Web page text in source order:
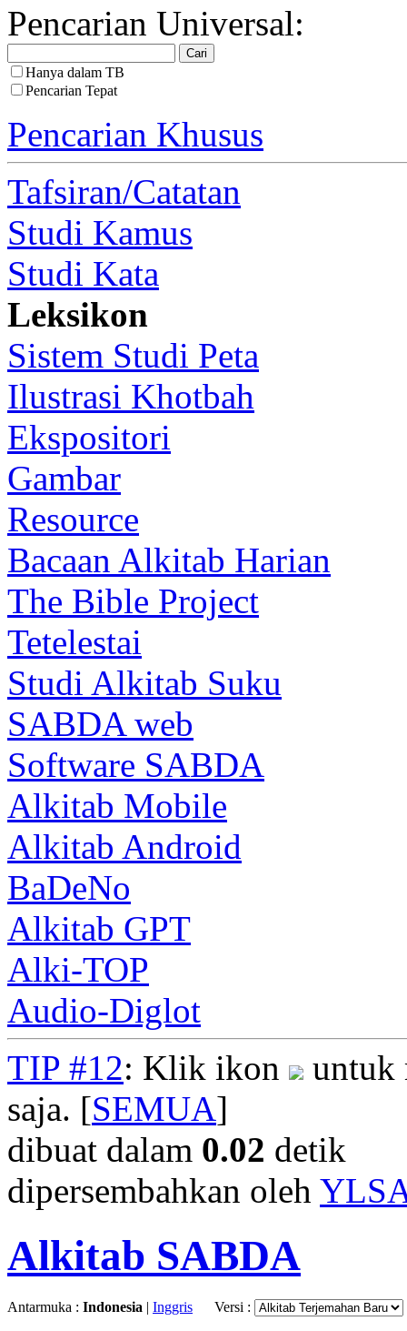
Pencarian Universal:
Hanya dalam TB
Pencarian Tepat
Pencarian Khusus
Tafsiran/Catatan
Studi Kamus
Studi Kata
Leksikon
Sistem Studi Peta
Ilustrasi Khotbah
Ekspositori
Gambar
Resource
Bacaan Alkitab Harian
The Bible Project
Tetelestai
Studi Alkitab Suku
SABDA web
Software SABDA
Alkitab Mobile
Alkitab Android
BaDeNo
Alkitab GPT
Alki-TOP
Audio-Diglot
TIP #12: Klik ikon
untuk
saja. [SEMUA]
dibuat dalam 0.02 detik
dipersembahkan oleh
Alkitab SABDA
Antarmuka : Indonesia | Inggris Versi :